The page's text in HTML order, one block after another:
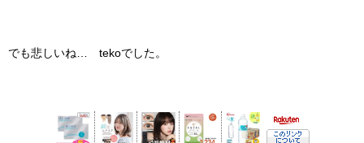
でも悲しいね… tekoでした。